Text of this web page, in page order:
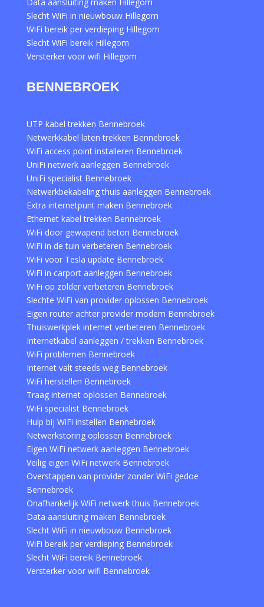
Slecht WiFi in nieuwbouw Hillegom
WiFi bereik per verdieping Hillegom
Slecht WiFi bereik Hillegom
Versterker voor wifi Hillegom
BENNEBROEK
UTP kabel trekken Bennebroek
Netwerkkabel laten trekken Bennebroek
WiFi access point installeren Bennebroek
UniFi netwerk aanleggen Bennebroek
UniFi specialist Bennebroek
Netwerkbekabeling thuis aanleggen Bennebroek
Extra internetpunt maken Bennebroek
Ethernet kabel trekken Bennebroek
WiFi door gewapend beton Bennebroek
WiFi in de tuin verbeteren Bennebroek
WiFi voor Tesla update Bennebroek
WiFi in carport aanleggen Bennebroek
WiFi op zolder verbeteren Bennebroek
Slechte WiFi van provider oplossen Bennebroek
Eigen router achter provider modem Bennebroek
Thuiswerkplek internet verbeteren Bennebroek
Internetkabel aanleggen / trekken Bennebroek
WiFi problemen Bennebroek
Internet valt steeds weg Bennebroek
WiFi herstellen Bennebroek
Traag internet oplossen Bennebroek
WiFi specialist Bennebroek
Hulp bij WiFi instellen Bennebroek
Netwerkstoring oplossen Bennebroek
Eigen WiFi netwerk aanleggen Bennebroek
Veilig eigen WiFi netwerk Bennebroek
Overstappen van provider zonder WiFi gedoe
Bennebroek
Onafhankelijk WiFi netwerk thuis Bennebroek
Data aansluiting maken Bennebroek
Slecht WiFi in nieuwbouw Bennebroek
WiFi bereik per verdieping Bennebroek
Slecht WiFi bereik Bennebroek
Versterker voor wifi Bennebroek